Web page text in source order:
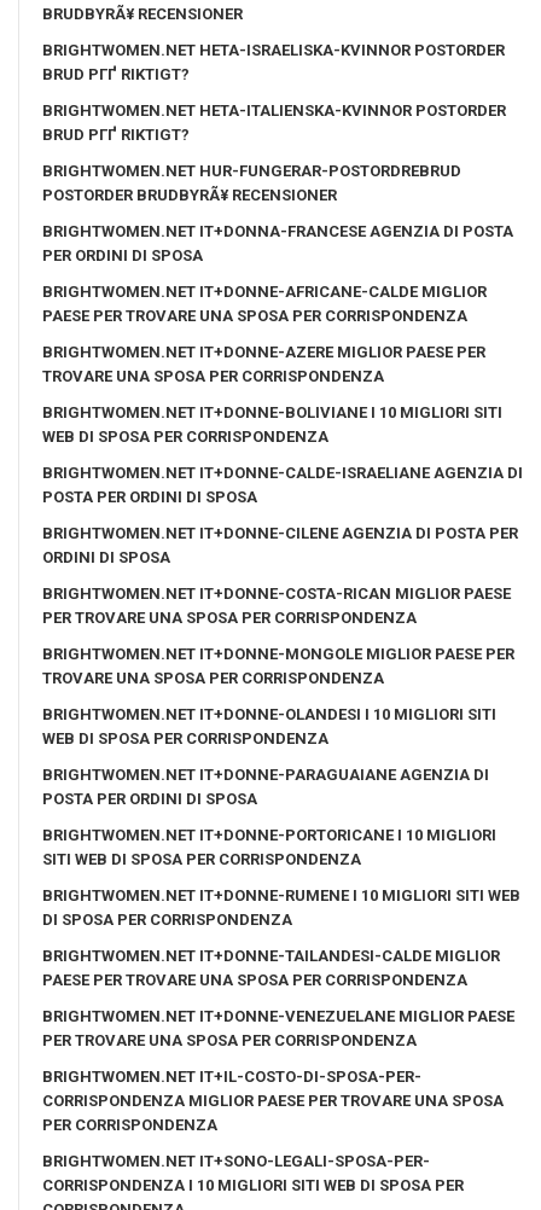
BRUDBYRÃ¥ RECENSIONER
BRIGHTWOMEN.NET HETA-ISRAELISKA-KVINNOR POSTORDER
BRUD PГҐ RIKTIGT?
BRIGHTWOMEN.NET HETA-ITALIENSKA-KVINNOR POSTORDER
BRUD PГҐ RIKTIGT?
BRIGHTWOMEN.NET HUR-FUNGERAR-POSTORDREBRUD
POSTORDER BRUDBYRÃ¥ RECENSIONER
BRIGHTWOMEN.NET IT+DONNA-FRANCESE AGENZIA DI POSTA
PER ORDINI DI SPOSA
BRIGHTWOMEN.NET IT+DONNE-AFRICANE-CALDE MIGLIOR
PAESE PER TROVARE UNA SPOSA PER CORRISPONDENZA
BRIGHTWOMEN.NET IT+DONNE-AZERE MIGLIOR PAESE PER
TROVARE UNA SPOSA PER CORRISPONDENZA
BRIGHTWOMEN.NET IT+DONNE-BOLIVIANE I 10 MIGLIORI SITI
WEB DI SPOSA PER CORRISPONDENZA
BRIGHTWOMEN.NET IT+DONNE-CALDE-ISRAELIANE AGENZIA DI
POSTA PER ORDINI DI SPOSA
BRIGHTWOMEN.NET IT+DONNE-CILENE AGENZIA DI POSTA PER
ORDINI DI SPOSA
BRIGHTWOMEN.NET IT+DONNE-COSTA-RICAN MIGLIOR PAESE
PER TROVARE UNA SPOSA PER CORRISPONDENZA
BRIGHTWOMEN.NET IT+DONNE-MONGOLE MIGLIOR PAESE PER
TROVARE UNA SPOSA PER CORRISPONDENZA
BRIGHTWOMEN.NET IT+DONNE-OLANDESI I 10 MIGLIORI SITI
WEB DI SPOSA PER CORRISPONDENZA
BRIGHTWOMEN.NET IT+DONNE-PARAGUAIANE AGENZIA DI
POSTA PER ORDINI DI SPOSA
BRIGHTWOMEN.NET IT+DONNE-PORTORICANE I 10 MIGLIORI
SITI WEB DI SPOSA PER CORRISPONDENZA
BRIGHTWOMEN.NET IT+DONNE-RUMENE I 10 MIGLIORI SITI WEB
DI SPOSA PER CORRISPONDENZA
BRIGHTWOMEN.NET IT+DONNE-TAILANDESI-CALDE MIGLIOR
PAESE PER TROVARE UNA SPOSA PER CORRISPONDENZA
BRIGHTWOMEN.NET IT+DONNE-VENEZUELANE MIGLIOR PAESE
PER TROVARE UNA SPOSA PER CORRISPONDENZA
BRIGHTWOMEN.NET IT+IL-COSTO-DI-SPOSA-PER-
CORRISPONDENZA MIGLIOR PAESE PER TROVARE UNA SPOSA
PER CORRISPONDENZA
BRIGHTWOMEN.NET IT+SONO-LEGALI-SPOSA-PER-
CORRISPONDENZA I 10 MIGLIORI SITI WEB DI SPOSA PER